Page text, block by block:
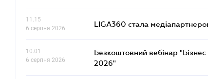
11.15
6 серпня 2026
LIGA360 стала
10.01
6 серпня 2026
Безкоштовний вебінар
2026"